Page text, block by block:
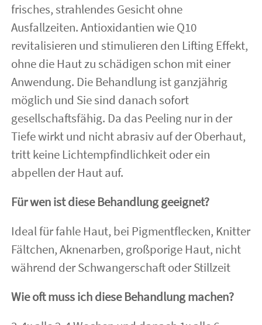
frisches, strahlendes Gesicht ohne
Ausfallzeiten. Antioxidantien wie Q10
revitalisieren und stimulieren den Lifting Effekt,
ohne die Haut zu schädigen schon mit einer
Anwendung. Die Behandlung ist ganzjährig
möglich und Sie sind danach sofort
gesellschaftsfähig. Da das Peeling nur in der
Tiefe wirkt und nicht abrasiv auf der Oberhaut,
tritt keine Lichtempfindlichkeit oder ein
abpellen der Haut auf.
Für wen ist diese Behandlung geeignet?
Ideal für fahle Haut, bei Pigmentflecken, Knitter
Fältchen, Aknenarben, großporige Haut, nicht
während der Schwangerschaft oder Stillzeit
Wie oft muss ich diese Behandlung machen?